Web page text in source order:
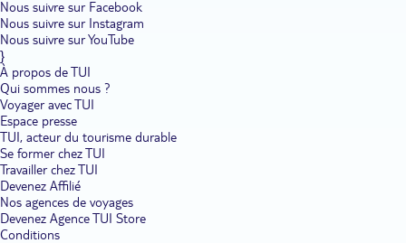
Nous suivre sur Facebook
Nous suivre sur Instagram
Nous suivre sur YouTube
}
À propos de TUI
Qui sommes nous ?
Voyager avec TUI
Espace presse
TUI, acteur du tourisme durable
Se former chez TUI
Travailler chez TUI
Devenez Affilié
Nos agences de voyages
Devenez Agence TUI Store
Conditions